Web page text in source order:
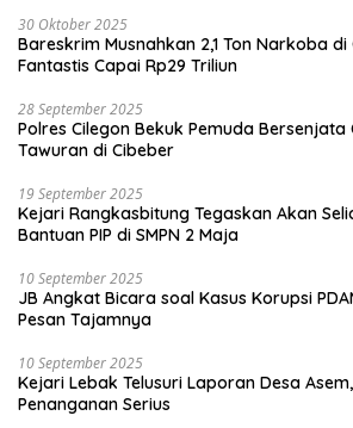
30 Oktober 2025
Bareskrim Musnahkan 2,1 Ton Narkoba di
Fantastis Capai Rp29 Triliun
28 September 2025
Polres Cilegon Bekuk Pemuda Bersenjata
Tawuran di Cibeber
19 September 2025
Kejari Rangkasbitung Tegaskan Akan
Bantuan PIP di SMPN 2 Maja
10 September 2025
JB Angkat Bicara soal Kasus Korupsi
Pesan Tajamnya
10 September 2025
Kejari Lebak Telusuri Laporan Desa
Penanganan Serius